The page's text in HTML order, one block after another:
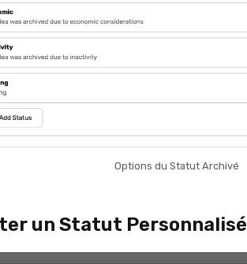
Options du Statut Archivé
un Statut Personnalisé